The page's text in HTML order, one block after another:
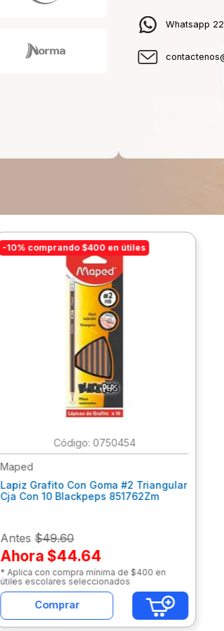
Whatsapp
-10% comprando $400 en útiles
: 0750454
Maped
Lapiz Grafito Con Goma #2 Triangular
Cja Con 10 Blackpeps 851762Zm
Antes$49.60
Ahora$44.64
* Aplica con compra mínima de $400 en
útiles escolares seleccionados
Comprar